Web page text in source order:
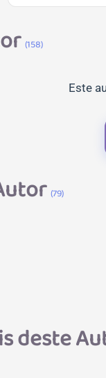
(158)
Este
(79)
deste